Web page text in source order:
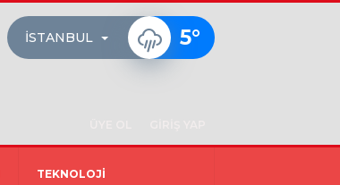
İSTANBUL 5°
TEKNOLOJİ